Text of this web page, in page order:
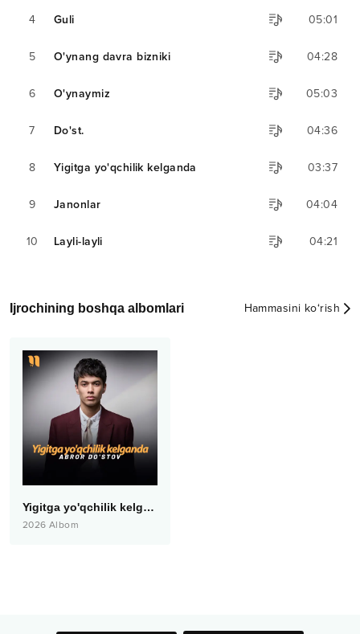
4 Guli 05:01
5 O'ynang davra bizniki 04:28
6 O'ynaymiz 05:03
7 Do'st. 04:36
8 Yigitga yo'qchilik kelganda 03:37
9 Janonlar 04:04
10 Layli-layli 04:21
Ijrochining boshqa albomlari Hammasini ko‘rish
Yigitga yo'qchilik kelganda
2026 Albom